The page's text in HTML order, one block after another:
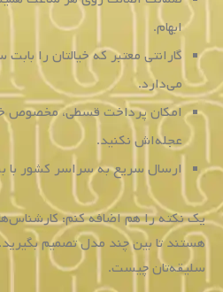
آبی
این
ساعت
خاص
بودن
بیش
از
پیش
بیشتر
نموده.